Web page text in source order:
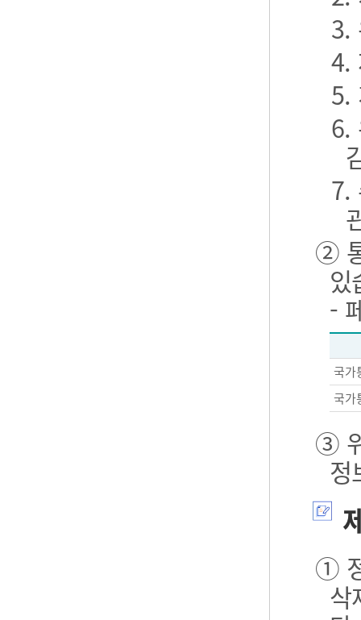
3.
4.
5.
6.
7.
②
있
-
국가
국가
③
정
①
삭